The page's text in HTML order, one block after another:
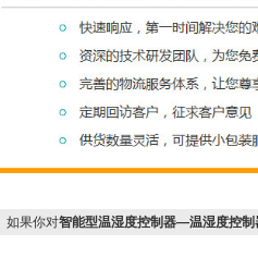
如果你对智能型温湿度控制器—温湿度控